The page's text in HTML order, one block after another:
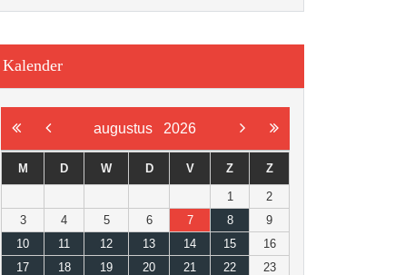
Kalender
augustus 2026
M D W D V Z Z
1
2
3
4 5 6 7 8
9
10
11 12 13 14 15
16
17
18 19 20 21 22
23